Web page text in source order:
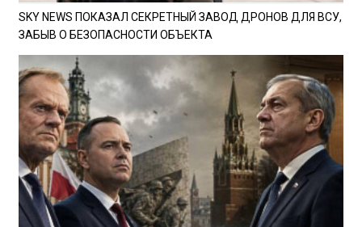
SKY NEWS ПОКАЗАЛ СЕКРЕТНЫЙ ЗАВОД ДРОНОВ ДЛЯ ВСУ,
ЗАБЫВ О БЕЗОПАСНОСТИ ОБЪЕКТА